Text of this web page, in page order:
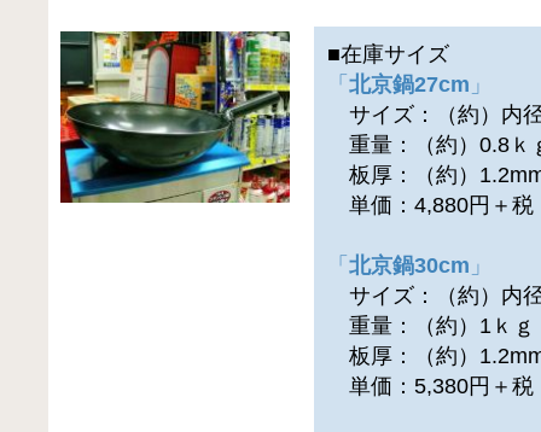
■在庫サイズ
「北京鍋27cm 」
サイズ：（約）内
重量：（約）0.8ｋ
板厚：（約）
単価：4,880円＋税
「北京鍋30cm 」
サイズ：（約）内
重量：（約）1ｋｇ
板厚：（約）
単価：5,380円＋税